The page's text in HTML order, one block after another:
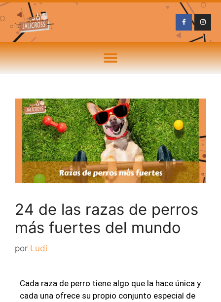
24 de las razas de perros
más fuertes del mundo
por Ludi
Cada raza de perro tiene algo que la hace única y
cada una ofrece su propio conjunto especial de